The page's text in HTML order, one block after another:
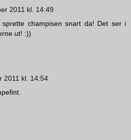
2011 kl. 14:49
champisen snart da! Det ser i
ut! :))
2011 kl. 14:54